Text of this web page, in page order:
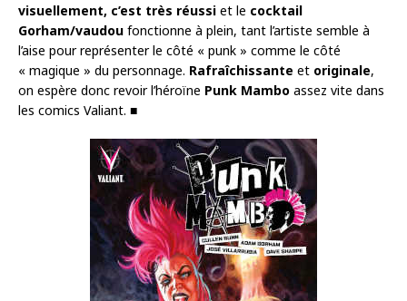
visuellement, c’est très réussi et le cocktail
Gorham/vaudou fonctionne à plein, tant l’artiste semble à
l’aise pour représenter le côté « punk » comme le côté
« magique » du personnage. Rafraîchissante et originale,
on espère donc revoir l’héroïne Punk Mambo assez vite dans
les comics Valiant. ■